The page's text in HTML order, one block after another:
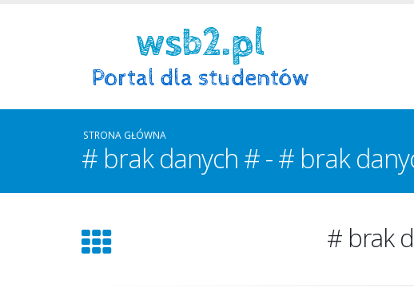
STRONA GŁÓWNA
# brak danych # - # brak
# brak